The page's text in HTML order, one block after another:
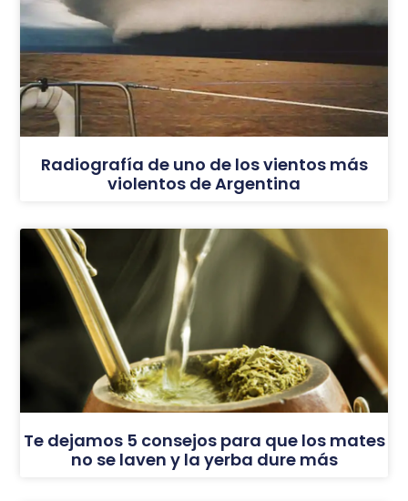
Radiografía de uno de los vientos más
violentos de Argentina
Te dejamos 5 consejos para que los mates
no se laven y la yerba dure más